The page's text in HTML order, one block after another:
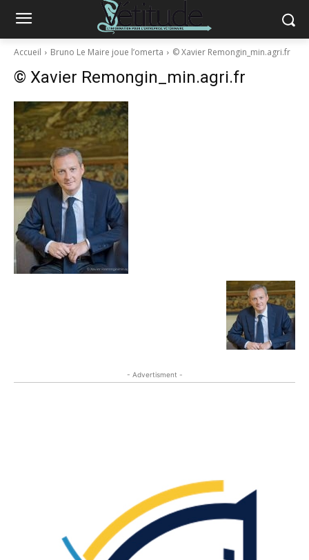
Accueil Bruno Le Maire joue l’omerta © Xavier Remongin_min.agri.fr
© Xavier Remongin_min.agri.fr
- Advertisment -